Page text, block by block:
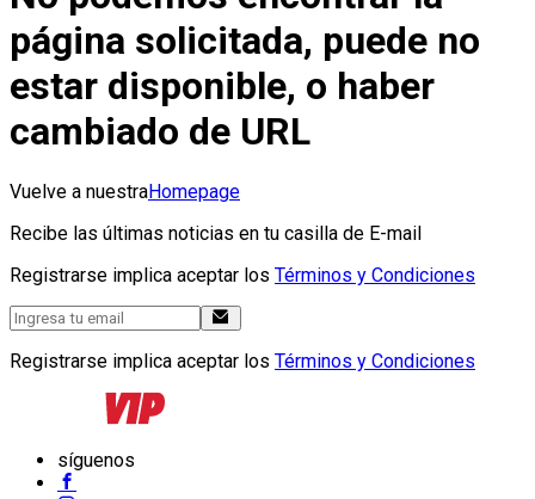
página solicitada, puede no
estar disponible, o haber
cambiado de URL
Vuelve a nuestraHomepage
Recibe las últimas noticias en tu casilla de E-mail
Registrarse implica aceptar los Términos y Condiciones
Registrarse implica aceptar los Términos y Condiciones
síguenos